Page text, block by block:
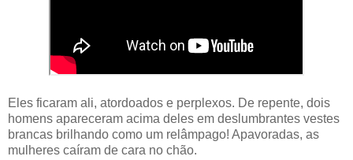
Eles ficaram ali, atordoados e perplexos. De repente, dois
homens apareceram acima deles em deslumbrantes vestes
brancas brilhando como um relâmpago! Apavoradas, as
mulheres caíram de cara no chão.